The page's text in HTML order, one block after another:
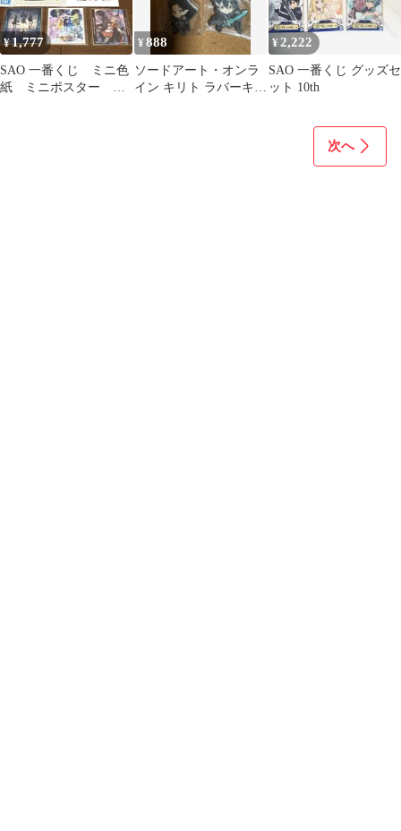
¥1,777
SAO 一番くじ ミニ色
紙 ミニポスター ま
¥888
ソードアート・オンラ
イン キリト ラバーキー
¥2,222
SAO 一番くじ グッズセ
ット 10th
次へ